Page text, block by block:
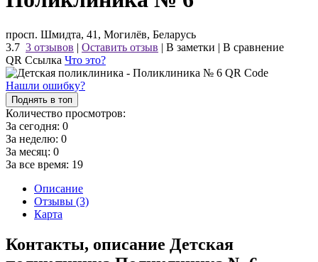
просп. Шмидта, 41, Могилёв, Беларусь
3.7 3 отзывов | Оставить отзыв | В заметки | В сравнение
QR Ссылка Что это?
Нашли ошибку?
Поднять в топ
Количество просмотров:
За сегодня: 0
За неделю: 0
За месяц: 0
За все время: 19
Описание
Отзывы (3)
Карта
Контакты, описание Детская